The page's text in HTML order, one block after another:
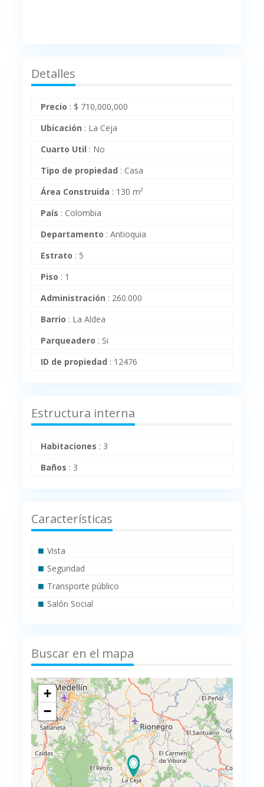
Detalles
Precio : $ 710,000,000
Ubicación : La Ceja
Cuarto Util : No
Tipo de propiedad : Casa
Área Construida : 130 m²
País : Colombia
Departamento :Antioquia
Estrato : 5
Piso : 1
Administración : 260.000
Barrio : La Aldea
Parqueadero : Si
ID de propiedad : 12476
Estructura interna
Habitaciones : 3
Baños : 3
Características
Vista
Seguridad
Transporte público
Salón Social
Buscar en el mapa
+
−